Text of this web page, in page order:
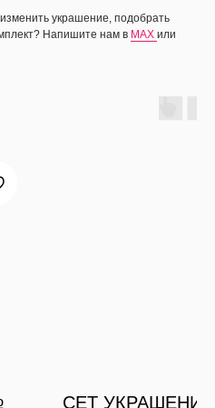
украшение, подобрать
Напишите нам в MAX или
СЕТ